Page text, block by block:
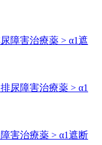
障害治療薬 > α1遮
排尿障害治療薬 > α1
害治療薬 > α1遮断